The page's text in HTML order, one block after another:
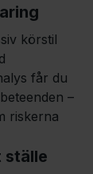
körstil
får du
–
riskerna
ställe